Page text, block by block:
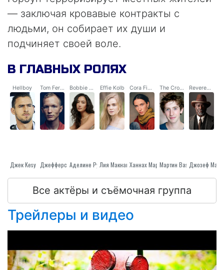
— заключая кровавые контракты с
людьми, он собирает их души и
подчиняет своей воле.
В ГЛАВНЫХ РОЛЯХ
Hellboy
Джек Kesy
Tom Ferrell
Джефферсон Белый
Bobbie Jo Song
Аделине Рудолпх
Effie Kolb
Лия Макнамара
Cora Fisher
Ханнах Маргетсон
The Crooked Man
Мартин Bassindale
Reverend Watts
Джозеф
Все актёры и съёмочная группа
Трейлеры и видео